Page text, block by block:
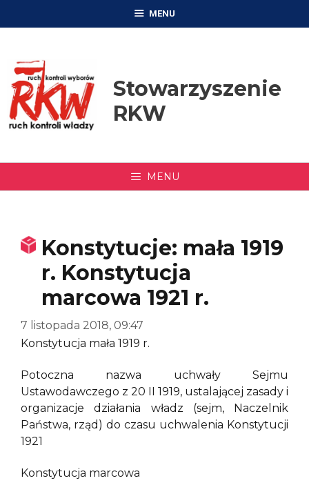
MENU
Stowarzyszenie
RKW
MENU
Konstytucje: mała 1919
r. Konstytucja
marcowa 1921 r.
7 listopada 2018, 09:47
Konstytucja mała 1919 r.
Potoczna nazwa uchwały Sejmu
Ustawodawczego z 20 II 1919, ustalającej zasady i
organizacje działania władz (sejm, Naczelnik
Państwa, rząd) do czasu uchwalenia Konstytucji
1921
Konstytucja marcowa